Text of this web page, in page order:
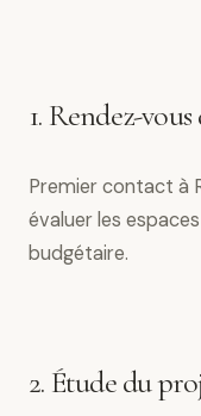
1. Rendez-
Premier contact à
évaluer les
budgétaire.
2. Étude du